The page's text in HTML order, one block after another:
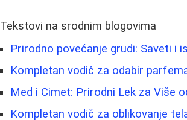
Tekstovi na srodnim blogovima
Prirodno povećanje grudi: Saveti i
Kompletan vodič za odabir
Med i Cimet: Prirodni Lek za Više
Kompletan vodič za oblikovanje